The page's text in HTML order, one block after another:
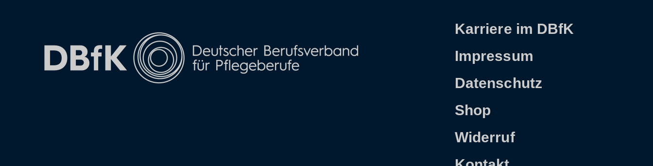
Karriere im DBfK
Impressum
Datenschutz
Shop
Widerruf